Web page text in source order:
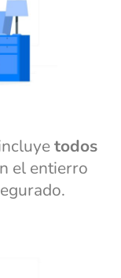
todos
el entierro